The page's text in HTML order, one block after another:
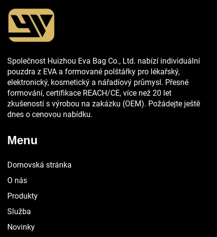
Společnost Huizhou Eva Bag Co., Ltd. nabízí individuální
pouzdra z EVA a formované polštářky pro lékařský,
elektronický, kosmetický a nářadíový průmysl. Přesné
formování, certifikace REACH/CE, více než 20 let
zkušeností s výrobou na zakázku (OEM). Požádejte ještě
dnes o cenovou nabídku.
Menu
Domovská stránka
O nás
Produkty
Služba
Novinky